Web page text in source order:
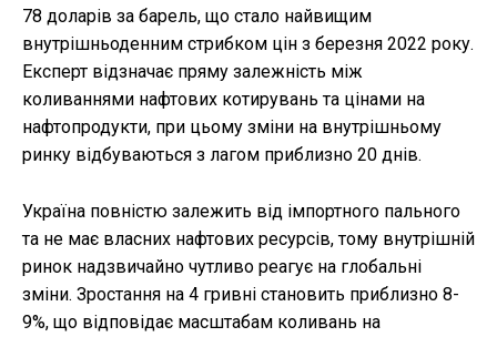
78 доларів за барель, що стало найвищим
внутрішньоденним стрибком цін з березня 2022 року.
Експерт відзначає пряму залежність між
коливаннями нафтових котирувань та цінами на
нафтопродукти, при цьому зміни на внутрішньому
ринку відбуваються з лагом приблизно 20 днів.
Україна повністю залежить від імпортного пального
та не має власних нафтових ресурсів, тому внутрішній
ринок надзвичайно чутливо реагує на глобальні
зміни. Зростання на 4 гривні становить приблизно 8-
9%, що відповідає масштабам коливань на